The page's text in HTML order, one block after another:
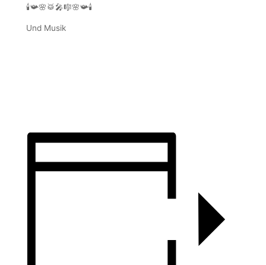
🕯📯🌸🥁🎤🎼🌸📯🕯
Und Musik